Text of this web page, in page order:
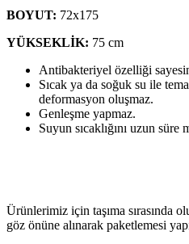
BOYUT: 72x175
YÜKSEKLİK: 75 cm
Antibakteriyel özelliği
Sıcak ya da soğuk su ile
deformasyon oluşmaz.
Genleşme yapmaz.
Suyun sıcaklığını uzun süre
Ürünlerimiz için taşıma sırasında
göz önüne alınarak paketlemesi